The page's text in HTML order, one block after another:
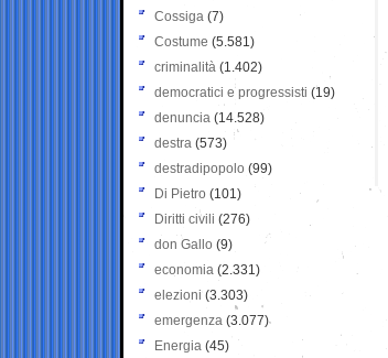
Cossiga (7)
Costume (5.581)
criminalità (1.402)
democratici e progressisti (19)
denuncia (14.528)
destra (573)
destradipopolo (99)
Di Pietro (101)
Diritti civili (276)
don Gallo (9)
economia (2.331)
elezioni (3.303)
emergenza (3.077)
Energia (45)